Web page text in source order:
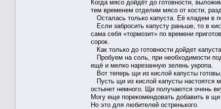
Когда мясо дойдёт до готовности,
тем временем отделим мясо от кости,
Осталась только капуста. Её кладем в
Если забросить капусту раньше, то в
сама себя «тормозит» по времени
сорок.
Как только до готовности дойдет
Пробуем на соль, при необходимости
ещё и мелко нарезанную зелень укропа.
Вот теперь щи из кислой капусты
Пусть щи из кислой капусты настоятся
остынет немного. Щи получаются очень
Могу еще порекомендовать добавить в
Но это для любителей остренького.